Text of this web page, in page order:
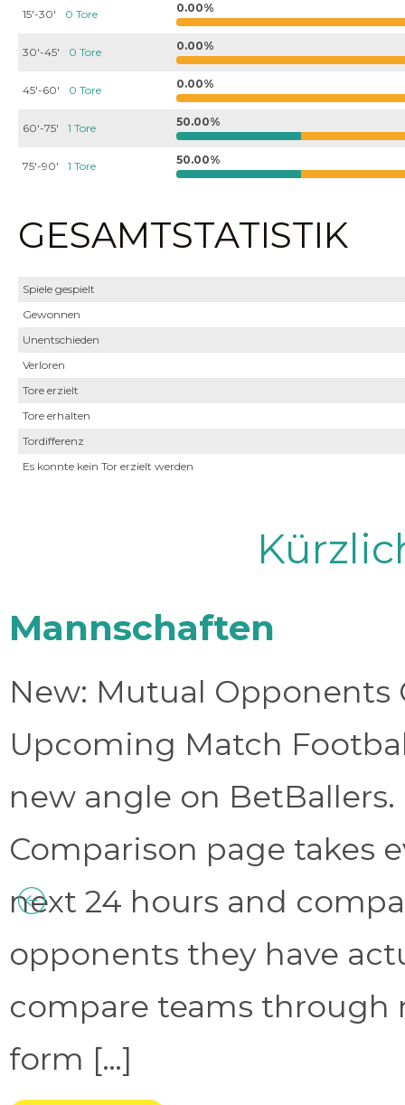
15'-30' 0 Tore 0.00%
30'-45' 0 Tore 0.00%
45'-60' 0 Tore 0.00%
60'-75' 1 Tore 50.00%
75'-90' 1 Tore 50.00%
GESAMTSTATISTIK
Spiele gespielt
Gewonnen
Unentschieden
Verloren
Tore erzielt
Tore erhalten
Tordifferenz
Es konnte kein Tor erzielt werden
Mannschaften
New: Mutual Opponents
Upcoming Match
new angle on
Comparison page takes
next 24 hours and
opponents they have
compare teams through
form […]